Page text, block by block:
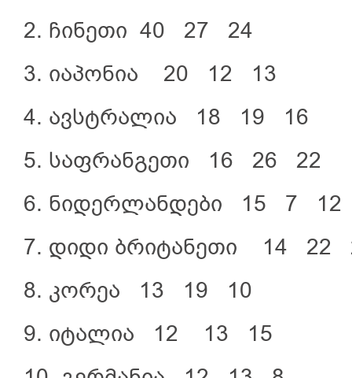
2. ჩინეთი 40 27 24
3. იაპონია 20 12 13
4. ავსტრალია 18 19 16
5. საფრანგეთი 16 26 22
6. ნიდერლანდები 15 7 12
7. დიდი ბრიტანეთი 14 22
8. კორეა 13 19 10
9. იტალია 12 13 15